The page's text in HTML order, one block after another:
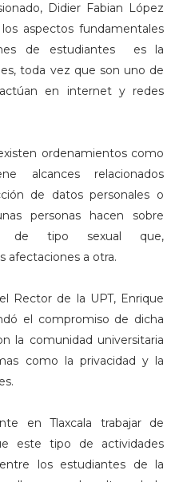
Didier Fabian López
aspectos fundamentales
de estudiantes es la
toda vez que son uno de
en internet y redes
ordenamientos como
alcances relacionados
de datos personales o
personas hacen sobre
de tipo sexual que,
afectaciones a otra.
Rector de la UPT, Enrique
el compromiso de dicha
la comunidad universitaria
como la privacidad y la
en Tlaxcala trabajar de
este tipo de actividades
los estudiantes de la